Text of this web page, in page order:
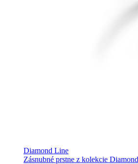
Diamond Line
Zásnubné prstne z kolekcie